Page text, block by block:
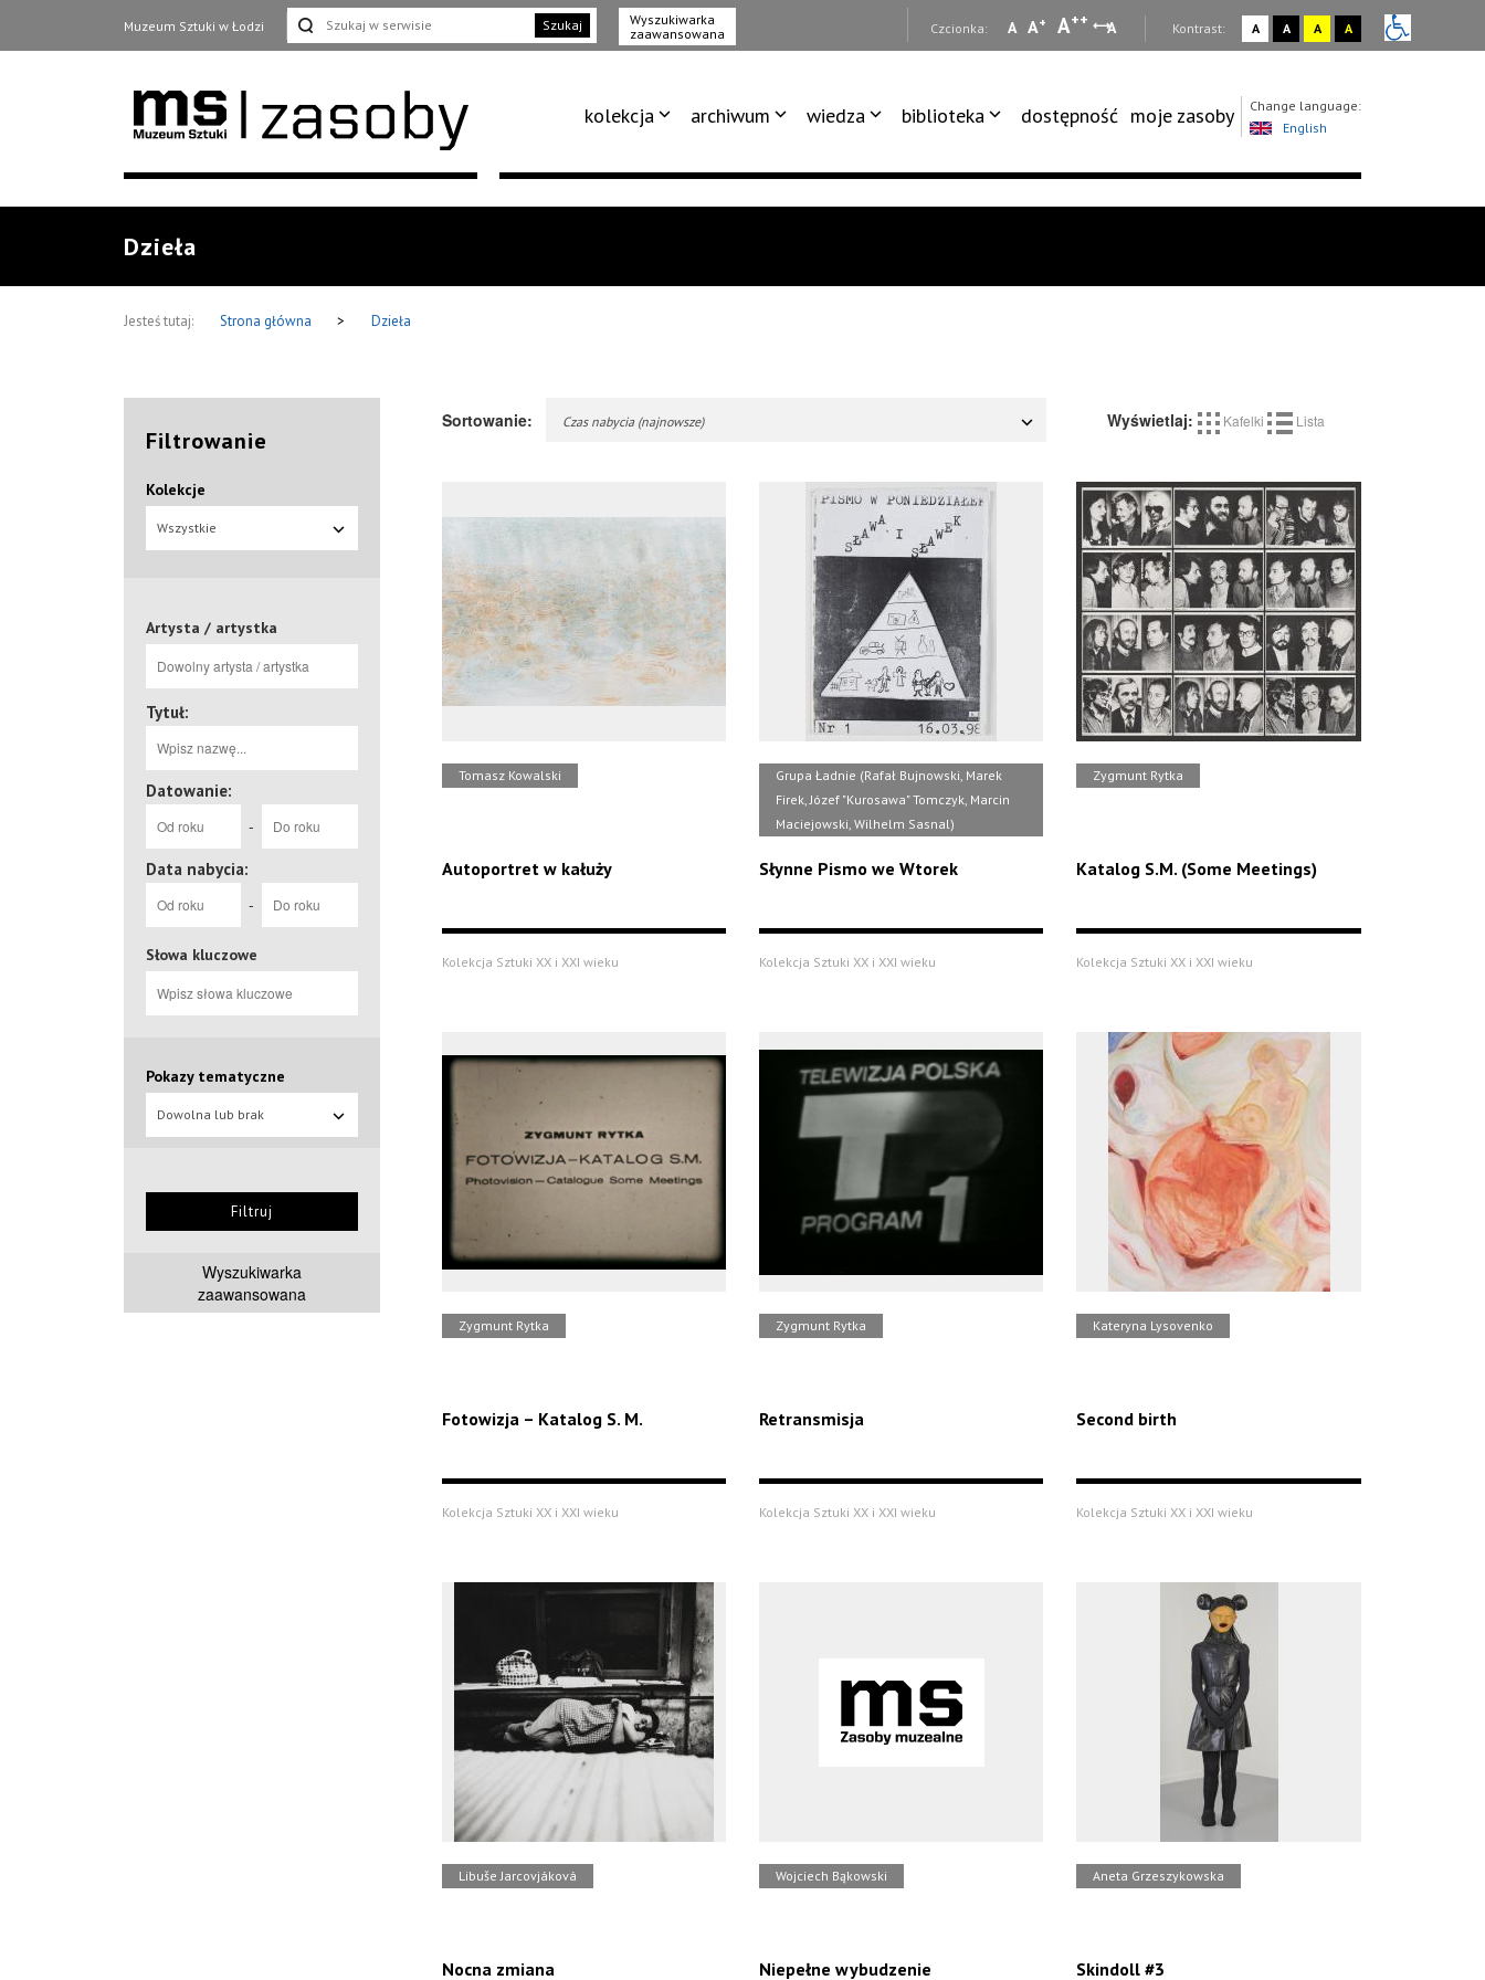
Muzeum Sztuki w Łodzi Szukaj
Wyszukiwarka
zaawansowana
Czcionka: A A+ A++ A Kontrast: A A A A
kolekcja archiwum wiedza biblioteka dostępność moje zasoby
Change language:
English
Dzieła
Jesteś tutaj: Strona główna > Dzieła
Filtrowanie
Kolekcje
Wszystkie
Artysta / artystka
Tytuł:
Datowanie:
-
Data nabycia:
-
Słowa kluczowe
Pokazy tematyczne
Dowolna lub brak
Filtruj
Wyszukiwarka
zaawansowana
Sortowanie: Czas nabycia (najnowsze) Wyświetlaj: Kafelki Lista
Tomasz Kowalski
Autoportret w kałuży
Kolekcja Sztuki XX i XXI wieku
Grupa Ładnie (Rafał Bujnowski, Marek
Firek, Józef "Kurosawa" Tomczyk, Marcin
Maciejowski, Wilhelm Sasnal)
Słynne Pismo we Wtorek
Kolekcja Sztuki XX i XXI wieku
Zygmunt Rytka
Katalog S.M. (Some Meetings)
Kolekcja Sztuki XX i XXI wieku
Zygmunt Rytka
Fotowizja – Katalog S. M.
Kolekcja Sztuki XX i XXI wieku
Zygmunt Rytka
Retransmisja
Kolekcja Sztuki XX i XXI wieku
Kateryna Lysovenko
Second birth
Kolekcja Sztuki XX i XXI wieku
Libuše Jarcovjáková
Nocna zmiana
Wojciech Bąkowski
Niepełne wybudzenie
Aneta Grzeszykowska
Skindoll #3